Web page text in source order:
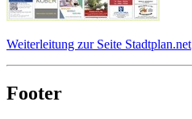
Weiterleitung zur Seite Stadtplan.net
Footer